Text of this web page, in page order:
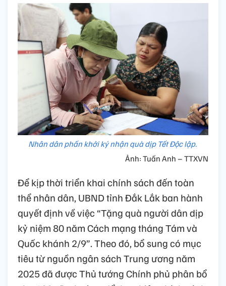
Nhân dân phấn khởi ký nhận quà dịp Tết Độc lập.
Ảnh: Tuấn Anh – TTXVN
Để kịp thời triển khai chính sách đến toàn
thể nhân dân, UBND tỉnh Đắk Lắk ban hành
quyết định về việc “Tặng quà người dân dịp
kỷ niệm 80 năm Cách mạng tháng Tám và
Quốc khánh 2/9”. Theo đó, bổ sung có mục
tiêu từ nguồn ngân sách Trung ương năm
2025 đã được Thủ tướng Chính phủ phân bổ